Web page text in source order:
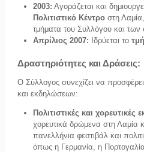
2003: Αγοράζεται και
Πολιτιστικό Κέντροστη Λαμία,
τμήματα του Συλλόγου και των
Απρίλιος 2007: Ιδρύεται το
Δραστηριότητες και Δράσεις:
Ο Σύλλογος συνεχίζει να
και εκδηλώσεων:
Πολιτιστικές και χορευτικές
χορευτικά δρώμενα στη Λαμία
πανελλήνια φεστιβάλ και
όπως η Γερμανία, η